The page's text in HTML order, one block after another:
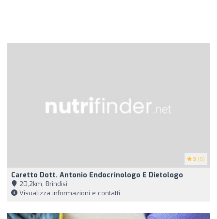
5 (9)
Caretto Dott. Antonio Endocrinologo E Dietologo
20,2km, Brindisi
Visualizza informazioni e contatti